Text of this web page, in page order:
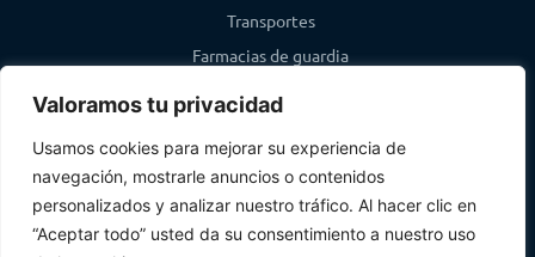
Valoramos tu privacidad
Usamos cookies para mejorar su experiencia de
navegación, mostrarle anuncios o contenidos
personalizados y analizar nuestro tráfico. Al hacer clic en
“Aceptar todo” usted da su consentimiento a nuestro uso
Transportes
Farmacias de guardia
CONTACTO
info@infosegovia.com